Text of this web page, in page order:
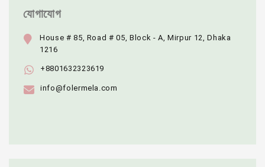
যোগাযোগ
House # 85, Road # 05, Block - A, Mirpur 12, Dhaka
1216
+8801632323619
info@folermela.com